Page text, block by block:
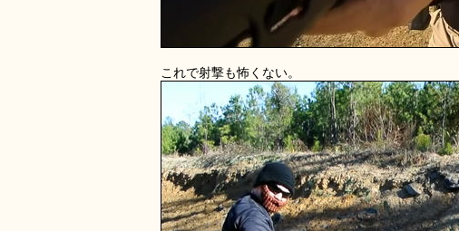
これで射撃も怖くない。